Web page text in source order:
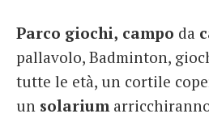
Parco giochi, campo da
pallavolo, Badminton,
tutte le età, un cortile
un solarium